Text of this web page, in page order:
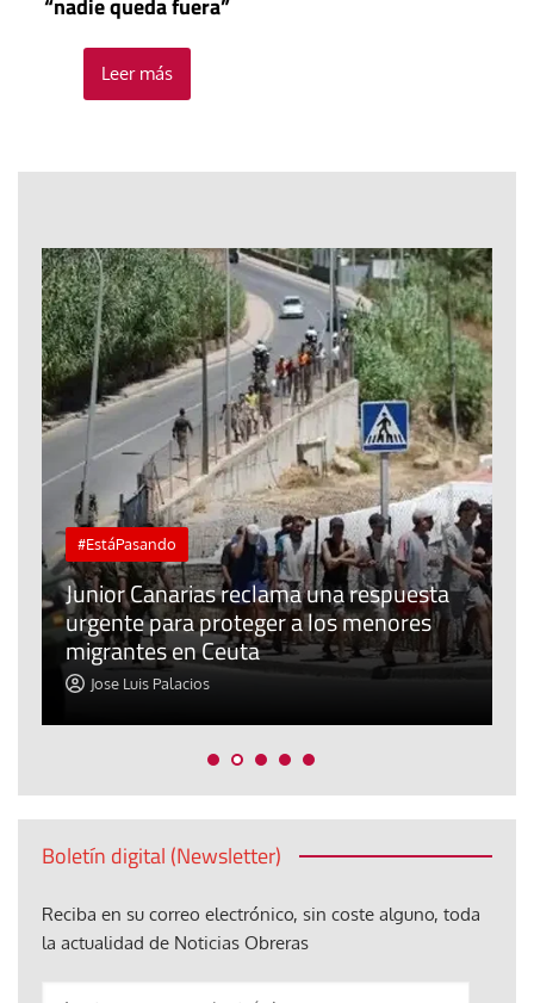
Leer más
#EstáPasando
Junior Canarias reclama una respuesta
urgente para proteger a los menores
migrantes en Ceuta
Jose Luis Palacios
Boletín digital (Newsletter)
Reciba en su correo electrónico, sin coste alguno, toda
la actualidad de Noticias Obreras